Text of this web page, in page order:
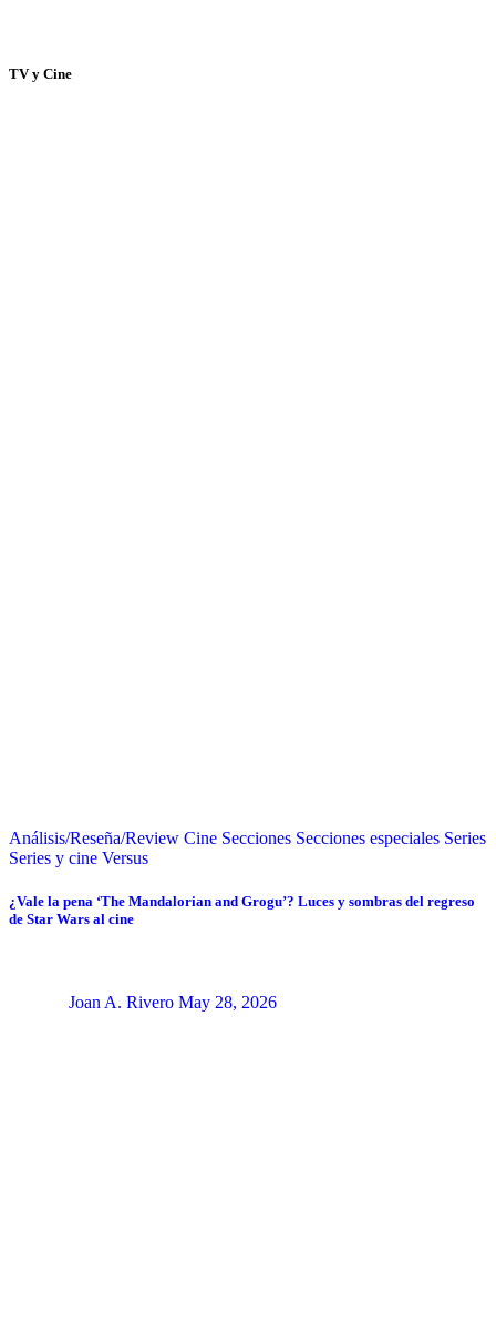
TV y Cine
Análisis/Reseña/Review Cine Secciones Secciones especiales Series
Series y cine Versus
¿Vale la pena ‘The Mandalorian and Grogu’? Luces y sombras del regreso
de Star Wars al cine
Joan A. Rivero May 28, 2026